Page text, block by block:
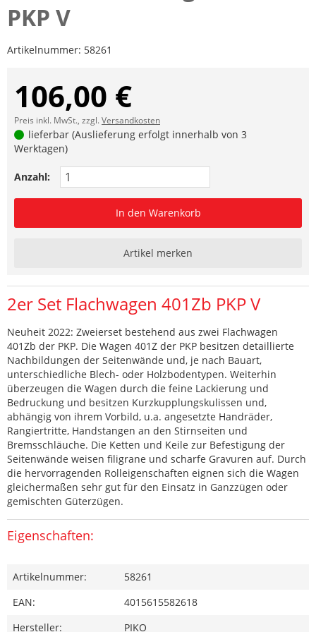
PKP V
Artikelnummer: 58261
106,00 €
Preis inkl. MwSt., zzgl.Versandkosten
lieferbar (Auslieferung erfolgt innerhalb von 3
Werktagen)
Anzahl:
In den Warenkorb
Artikel merken
2er Set Flachwagen 401Zb PKP V
Neuheit 2022: Zweierset bestehend aus zwei Flachwagen
401Zb der PKP. Die Wagen 401Z der PKP besitzen detaillierte
Nachbildungen der Seitenwände und, je nach Bauart,
unterschiedliche Blech- oder Holzbodentypen. Weiterhin
überzeugen die Wagen durch die feine Lackierung und
Bedruckung und besitzen Kurzkupplungskulissen und,
abhängig von ihrem Vorbild, u.a. angesetzte Handräder,
Rangiertritte, Handstangen an den Stirnseiten und
Bremsschläuche. Die Ketten und Keile zur Befestigung der
Seitenwände weisen filigrane und scharfe Gravuren auf. Durch
die hervorragenden Rolleigenschaften eignen sich die Wagen
gleichermaßen sehr gut für den Einsatz in Ganzzügen oder
gemischten Güterzügen.
Eigenschaften:
Artikelnummer:
58261
EAN:
4015615582618
Hersteller:
PIKO